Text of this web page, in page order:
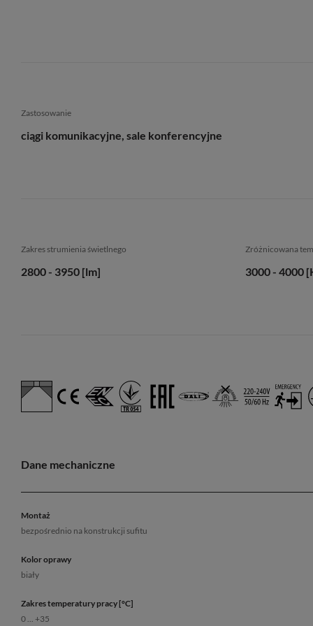
Zastosowanie
ciągi komunikacyjne, sale konferencyjne
Zakres strumienia świetlnego
2800 - 3950 [lm]
Zróżnicowana
3000 - 4000
Dane mechaniczne
Montaż
bezpośrednio na konstrukcji sufitu
Kolor oprawy
biały
Zakres temperatury pracy [°C]
0 ... +35